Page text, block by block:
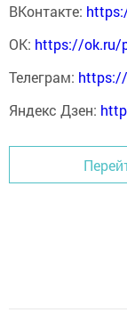
ВКонтакте:
ОК: https://ok.ru/
Телеграм:
Яндекс Дзен: